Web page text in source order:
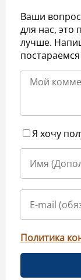
Ваши
для нас, это
лучше.
Я хочу
Политика